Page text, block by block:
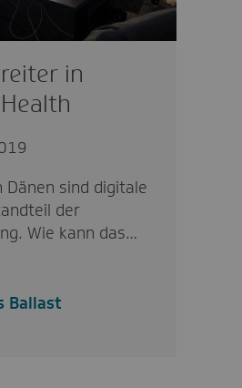
in
sind digitale
der
Wie kann das…
Ballast